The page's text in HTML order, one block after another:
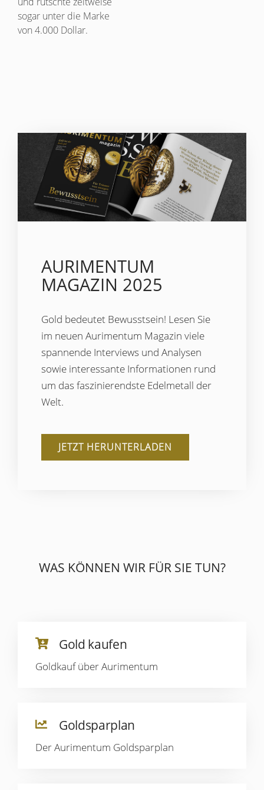
sogar unter die Marke
von 4.000 Dollar.
AURIMENTUM
MAGAZIN 2025
Gold bedeutet Bewusstsein! Lesen Sie
im neuen Aurimentum Magazin viele
spannende Interviews und Analysen
sowie interessante Informationen rund
um das faszinierendste Edelmetall der
Welt.
JETZT HERUNTERLADEN
WAS KÖNNEN WIR FÜR SIE TUN?
Gold kaufen
Goldkauf über Aurimentum
Goldsparplan
Der Aurimentum Goldsparplan